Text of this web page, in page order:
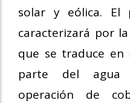
solar y eólica. El
caracterizará por
que se traduce en
parte del agua
operación de